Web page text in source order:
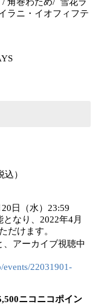
ラニ・イオフィフテ
）
日（水）23:59
なり、2022年4月
だけます。
アーカイブ視聴中
22031901-
ニコニコポイン